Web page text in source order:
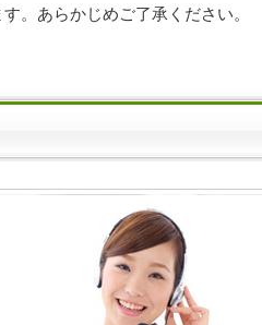
。あらかじめご了承ください。